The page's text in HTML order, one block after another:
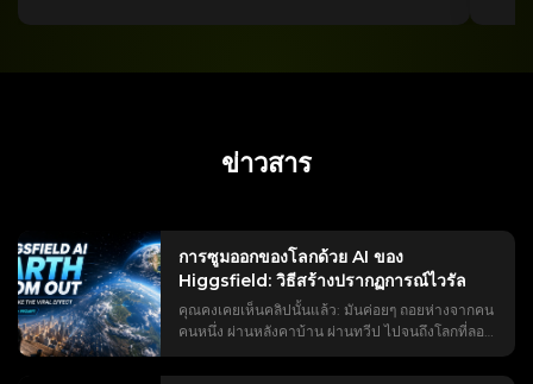
ข่าวสาร
การซูมออกของโลกด้วย AI ของ
Higgsfield: วิธีสร้างปรากฏการณ์ไวรัล
คุณคงเคยเห็นคลิปนั้นแล้ว: มันค่อยๆ ถอยห่างจากคน
คนหนึ่ง ผ่านหลังคาบ้าน ผ่านทวีป ไปจนถึงโลกที่ลอย
มากกว่าพันล้านครั้ง และส่วนใหญ่สร้างขึ้นด้วย AI